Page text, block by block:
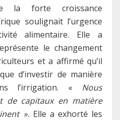
la forte croissance
soulignait l’urgence
alimentaire. Elle a
le changement
et a affirmé qu’il
d’investir de manière
l’irrigation. « Nous
de capitaux en matière
». Elle a exhorté les